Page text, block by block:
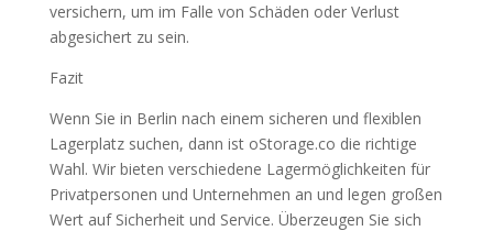
versichern, um im Falle von Schäden oder Verlust
abgesichert zu sein.
Fazit
Wenn Sie in Berlin nach einem sicheren und flexiblen
Lagerplatz suchen, dann ist oStorage.co die richtige
Wahl. Wir bieten verschiedene Lagermöglichkeiten für
Privatpersonen und Unternehmen an und legen großen
Wert auf Sicherheit und Service. Überzeugen Sie sich